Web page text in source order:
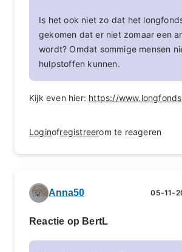
Is het ook niet zo dat het
gekomen dat er niet zomaar een
wordt? Omdat sommige mensen
hulpstoffen kunnen.
Kijk even hier: https://
Loginofregistreerom te reageren
Anna50 05-11-
Reactie op BertL